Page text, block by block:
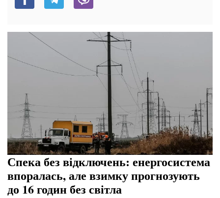
Спека без відключень: енергосистема
впоралась, але взимку прогнозують
до 16 годин без світла